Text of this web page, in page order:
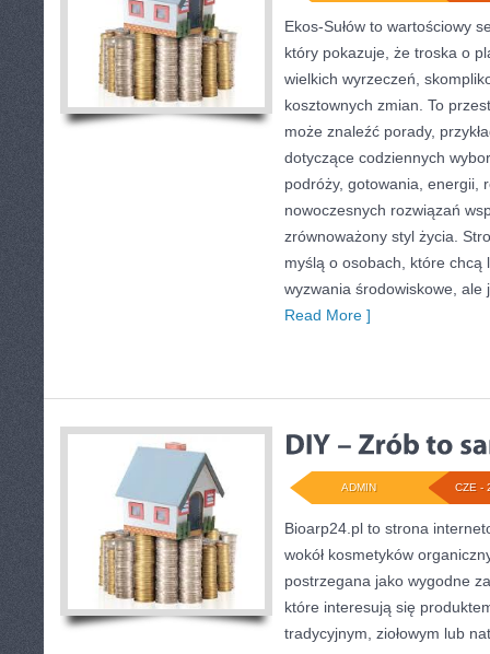
Ekos-Sułów to wartościowy
który pokazuje, że troska o
wielkich wyrzeczeń,
kosztownych zmian. To
może znaleźć porady,
dotyczące codziennych
podróży, gotowania, energii,
nowoczesnych rozwiązań
zrównoważony styl życia.
myślą o osobach, które chcą
wyzwania środowiskowe, ale
Read More ]
CZE -
ADMIN
Bioarp24.pl to strona
wokół kosmetyków
postrzegana jako wygodne
które interesują się
tradycyjnym, ziołowym lub